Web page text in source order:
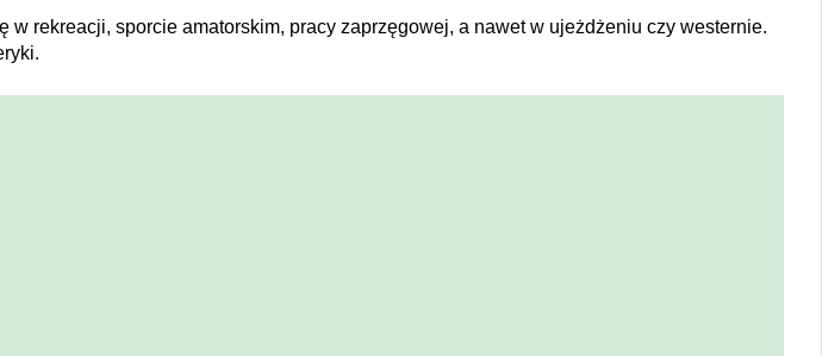
rekreacji, sporcie amatorskim, pracy zaprzęgowej, a nawet w ujeżdżeniu czy westernie.